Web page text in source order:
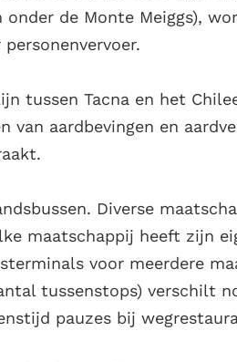
de Monte Meiggs),
tussen Tacna en het
van aardbevingen en
Diverse
maatschappij heeft zijn
voor meerdere
tussenstops) verschilt
pauzes bij